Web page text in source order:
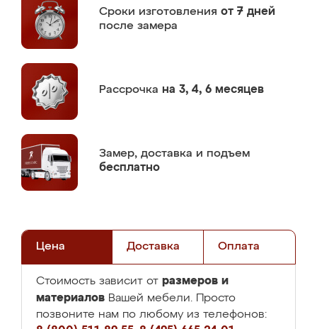
Сроки изготовления от 7 дней
после замера
Рассрочка на 3, 4, 6 месяцев
Замер, доставка и подъем
бесплатно
Цена Доставка Оплата
Стоимость зависит от размеров и
материалов Вашей мебели. Просто
позвоните нам по любому из телефонов: